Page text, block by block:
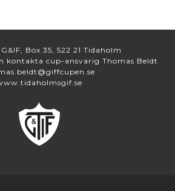
Box 35, 522 21 Tidaholm
kontakta cup-ansvarig Thomas Beldt